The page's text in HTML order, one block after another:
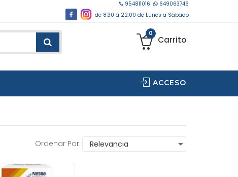
954811016
649063746
de 8:30 a 22:00 de Lunes a Sábado
0
Carrito
ACCESO
Ordenar Por: